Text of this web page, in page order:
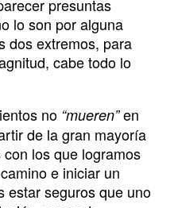
presuntas
lo son por alguna
dos extremos, para
cabe todo lo
no “mueren”en
de la gran mayoría
los que logramos
e iniciar un
estar seguros que uno